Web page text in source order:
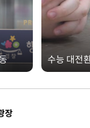
수능 대전
장